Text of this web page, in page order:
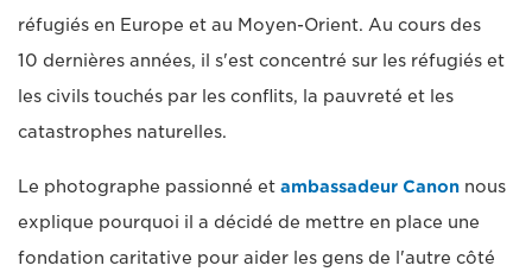
réfugiés en Europe et au Moyen-Orient. Au cours des
10 dernières années, il s'est concentré sur les réfugiés et
les civils touchés par les conflits, la pauvreté et les
catastrophes naturelles.
Le photographe passionné et ambassadeur Canon nous
explique pourquoi il a décidé de mettre en place une
fondation caritative pour aider les gens de l'autre côté